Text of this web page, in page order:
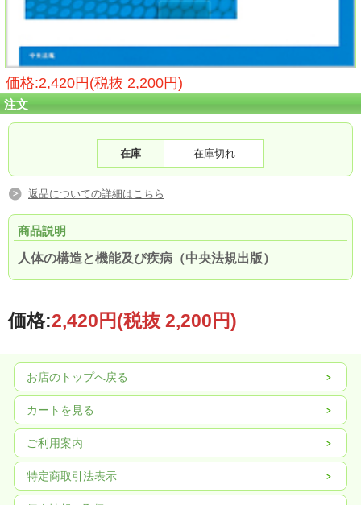
価格:2,420円(税抜 2,200円)
注文
在庫 在庫切れ
返品についての詳細はこちら
商品説明
人体の構造と機能及び疾病（中央法規出版）
価格:2,420円(税抜 2,200円)
お店のトップへ戻る
カートを見る
ご利用案内
特定商取引法表示